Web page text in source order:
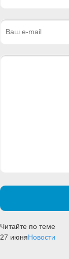
Читайте по теме
27 июняНовости